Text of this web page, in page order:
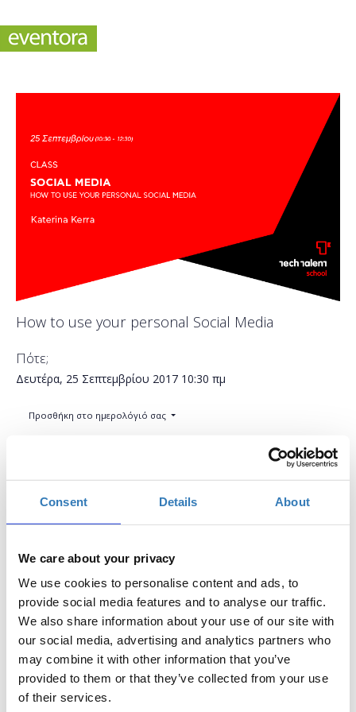
Consent Details About
We care about your privacy
We use cookies to personalise content and ads, to
provide social media features and to analyse our traffic.
We also share information about your use of our site with
our social media, advertising and analytics partners who
may combine it with other information that you’ve
provided to them or that they’ve collected from your use
of their services.
How to use your personal Social Media
Πότε;
Δευτέρα, 25 Σεπτεμβρίου 2017 10:30 πμ
Προσθήκη στο ημερολόγιό σας
Συμμετοχή Η περίοδος εγγραφών έχει λήξει.
Τα κοινωνικά δίκτυα έχουν μαζικό αντίκτυπο
στην προσωπική και επαγγελματική ζωή μας.
Έχουν αλλάξει τον τρόπο με τον οποίο
επικοινωνούμε και αλληλεπιδρούμε με τους